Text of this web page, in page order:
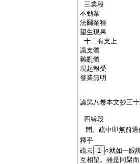
三業段
不動業
法爾業種
望生現果
十二有支上
識支體
雜亂體
現起報受
發業無明
論第八卷本文抄三
四縁段
問。疏中即無前
釋乎
疏云
1 ○就如一眼
互相望。雖是同聚